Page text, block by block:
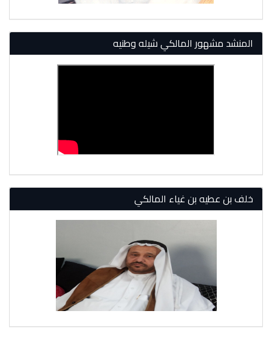
المنشد مشهور المالكي شيله وطنيه
خلف بن عطيه بن غياء المالكي